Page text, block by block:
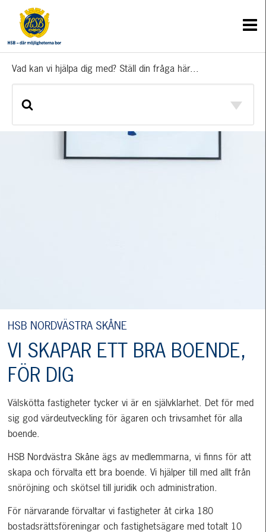
Vad kan vi hjälpa dig med? Ställ din fråga här...
HSB NORDVÄSTRA SKÅNE
VI SKAPAR ETT BRA BOENDE,
FÖR DIG
Välskötta fastigheter tycker vi är en självklarhet. Det för med
sig god värdeutveckling för ägaren och trivsamhet för alla
boende.
HSB Nordvästra Skåne ägs av medlemmarna, vi finns för att
skapa och förvalta ett bra boende. Vi hjälper till med allt från
snöröjning och skötsel till juridik och administration.
För närvarande förvaltar vi fastigheter åt cirka 180
bostadsrättsföreningar och fastighetsägare med totalt 10